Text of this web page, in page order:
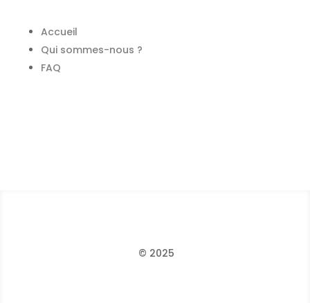
Accueil
Qui sommes-nous ?
FAQ
© 2025